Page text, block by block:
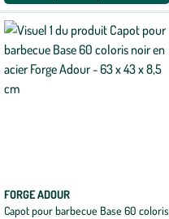
FORGE ADOUR
Capot pour barbecue Base 60 coloris